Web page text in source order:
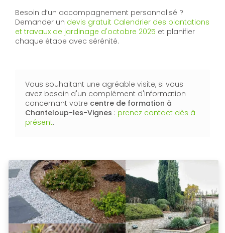
Besoin d’un accompagnement personnalisé ?
Demander un devis gratuit Calendrier des plantations
et travaux de jardinage d'octobre 2025 et planifier
chaque étape avec sérénité.
Vous souhaitant une agréable visite, si vous
avez besoin d'un complément d'information
concernant votre centre de formation à
Chanteloup-les-Vignes : prenez contact dès à
présent.